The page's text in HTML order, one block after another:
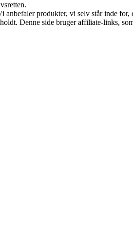
anbefaler produkter, vi selv står inde
Denne side bruger affiliate-links,